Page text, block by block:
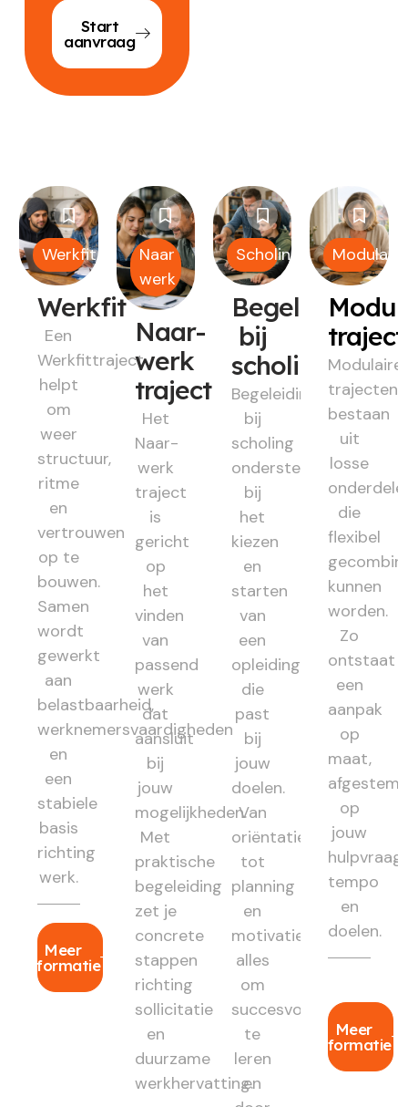
Start
aanvraag
Werkfit
Werkfit
Een
Werkfittraject
helpt
om
weer
structuur,
ritme
en
vertrouwen
op te
bouwen.
Samen
wordt
gewerkt
aan
belastbaarheid,
werknemersvaardigheden
en
een
stabiele
basis
richting
werk.
Meer
informatie
Naar
werk
Naar-
werk
traject
Het
Naar-
werk
traject
is
gericht
op
het
vinden
van
passend
werk
dat
aansluit
bij
jouw
mogelijkheden.
Met
praktische
begeleiding
zet je
concrete
stappen
richting
sollicitatie
en
duurzame
werkhervatting.
Scholing
Begeleiding
bij
scholing
Begeleiding
bij
scholing
ondersteunt
bij
het
kiezen
en
starten
van
een
opleiding
die
past
bij
jouw
doelen.
Van
oriëntatie
tot
planning
en
motivatie:
alles
om
succesvol
te
leren
en
Modulair
Modulaire
trajecten
bestaan
uit
losse
die
flexibel
kunnen
worden.
Zo
ontstaat
een
aanpak
op
maat,
op
jouw
hulpvraag,
tempo
en
doelen.
Meer
informatie